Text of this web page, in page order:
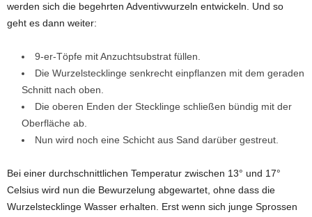
werden sich die begehrten Adventivwurzeln entwickeln. Und so
geht es dann weiter:
9-er-Töpfe mit Anzuchtsubstrat füllen.
Die Wurzelstecklinge senkrecht einpflanzen mit dem geraden
Schnitt nach oben.
Die oberen Enden der Stecklinge schließen bündig mit der
Oberfläche ab.
Nun wird noch eine Schicht aus Sand darüber gestreut.
Bei einer durchschnittlichen Temperatur zwischen 13° und 17°
Celsius wird nun die Bewurzelung abgewartet, ohne dass die
Wurzelstecklinge Wasser erhalten. Erst wenn sich junge Sprossen